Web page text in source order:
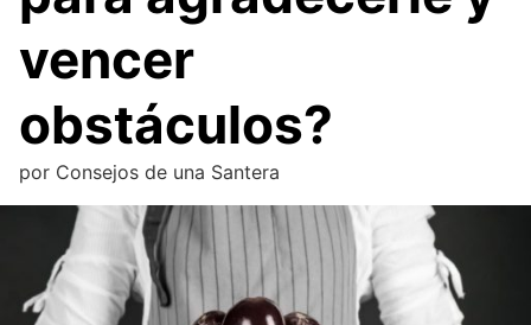
vencer
obstáculos?
por Consejos de una Santera